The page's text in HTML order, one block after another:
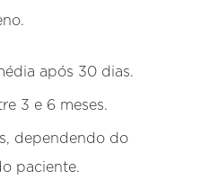
após 30 dias.
3 e 6 meses.
dependendo do
paciente.